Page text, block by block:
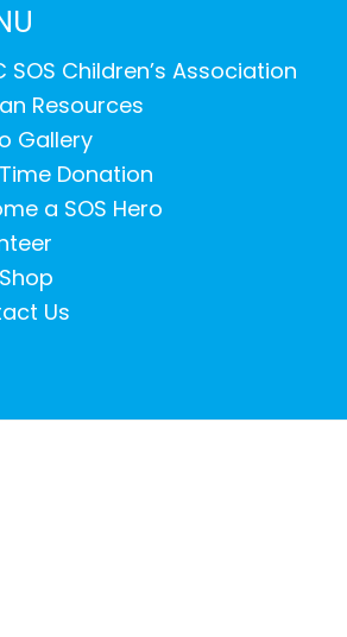
SOS Children’s Association
Resources
Gallery
Donation
a SOS Hero
Us